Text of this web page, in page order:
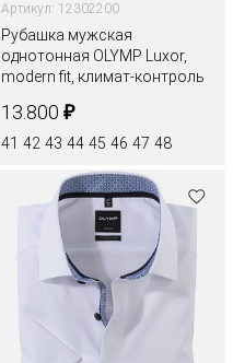
Артикул: 12302200
Рубашка мужская
однотонная OLYMP Luxor,
modern fit, климат-контроль
13.800 ₽
41 42 43 44 45 46 47 48